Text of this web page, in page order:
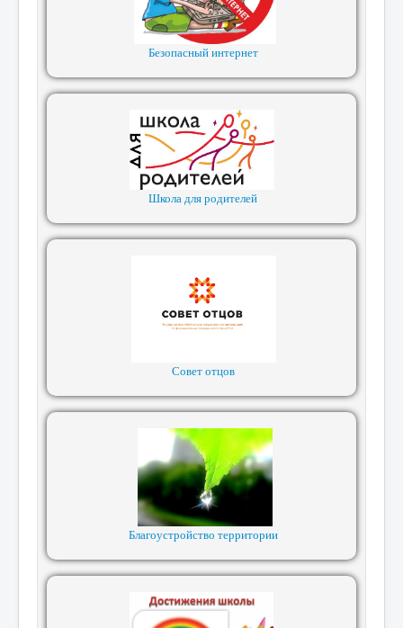
Безопасный интернет
Школа для родителей
Совет отцов
Благоустройство территории